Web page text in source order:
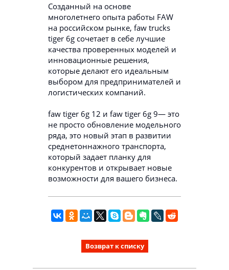
Созданный на основе
многолетнего опыта работы FAW
на российском рынке, faw trucks
tiger 6g сочетает в себе лучшие
качества проверенных моделей и
инновационные решения,
которые делают его идеальным
выбором для предпринимателей и
логистических компаний.
faw tiger 6g 12 и faw tiger 6g 9— это
не просто обновление модельного
ряда, это новый этап в развитии
среднетоннажного транспорта,
который задает планку для
конкурентов и открывает новые
возможности для вашего бизнеса.
Возврат к списку